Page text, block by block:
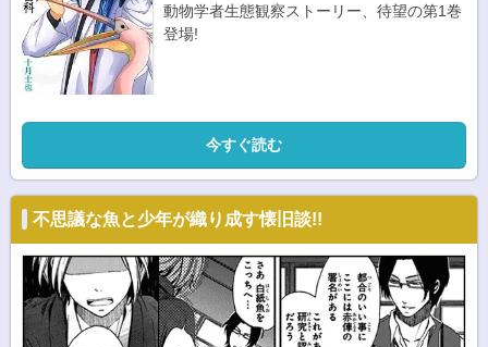
動物学者生態観察ストーリー、待望の第1巻
登場!
今すぐ読む
不思議な魚と少年が織り成す懐旧談!!